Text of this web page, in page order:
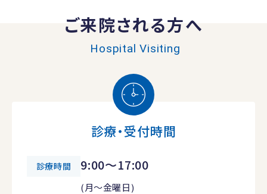
ご来院される方へ
Hospital Visiting
診療・受付時間
診療時間 9:00～17:00
(月～金曜日)